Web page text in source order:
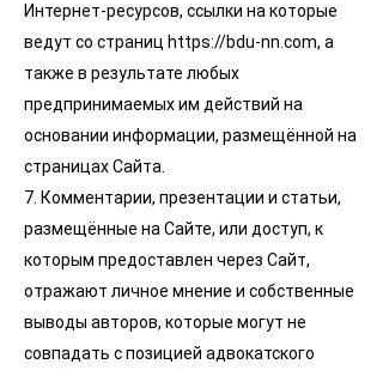
Интернет-ресурсов, ссылки на которые
ведут со страниц https://bdu-nn.com, а
также в результате любых
предпринимаемых им действий на
основании информации, размещённой на
страницах Сайта.
7. Комментарии, презентации и статьи,
размещённые на Сайте, или доступ, к
которым предоставлен через Сайт,
отражают личное мнение и собственные
выводы авторов, которые могут не
совпадать с позицией адвокатского